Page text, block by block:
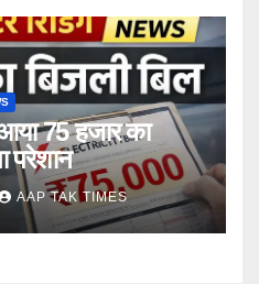
75 हजार का
परेशान
AAP TAK TIMES